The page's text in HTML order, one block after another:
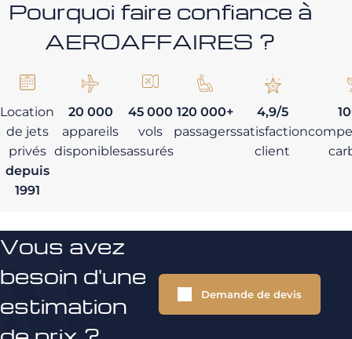
Pourquoi faire confiance à
AEROAFFAIRES ?
Location
de jets
privés
depuis
1991
20 000
appareils
disponibles
45 000
vols
assurés
120 000+
passagers
4,9/5
satisfaction
client
Vous avez
besoin d'une
estimation
Demande de devis